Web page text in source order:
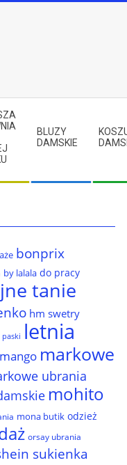
BLUZY
DAMSKIE
bonprix
by lalala do pracy
tanie
hm swetry
letnia
mango markowe
ubrania
mohito
mona butik odzież
orsay ubrania
sukienka